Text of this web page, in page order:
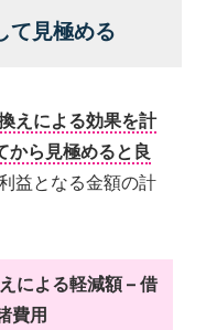
て見極める
えによる効果を計
から見極めると良
益となる金額の計
による軽減額 – 借
費用